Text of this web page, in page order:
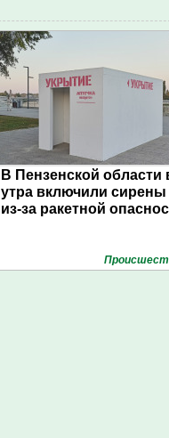
В Пензенской области
утра включили сирены
из-за ракетной